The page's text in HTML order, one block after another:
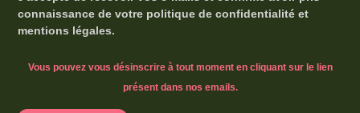
connaissance de votre politique de confidentialité et
mentions légales.
Vous pouvez vous désinscrire à tout moment en cliquant sur le lien
présent dans nos emails.